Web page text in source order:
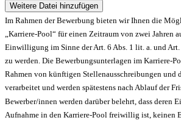
Weitere Datei hinzufügen
Im Rahmen der Bewerbung bieten wir Ihnen die
„Karriere-Pool“ für einen Zeitraum von zwei Jahren
Einwilligung im Sinne der Art. 6 Abs. 1 lit. a. und Art.
zu werden. Die Bewerbungsunterlagen im Karriere-
Rahmen von künftigen Stellenausschreibungen und
verarbeitet und werden spätestens nach Ablauf der
Bewerber/innen werden darüber belehrt, dass deren
Aufnahme in den Karriere-Pool freiwillig ist, keinen